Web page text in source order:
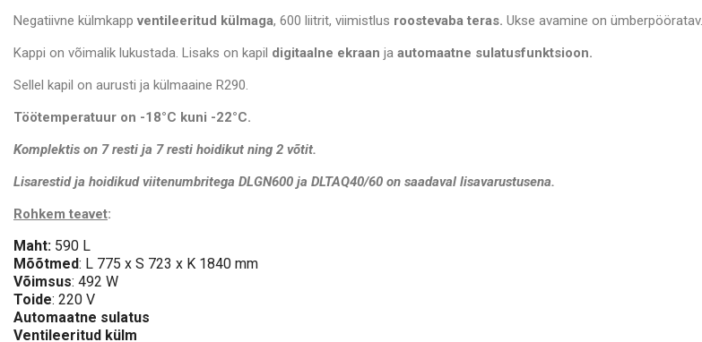
Negatiivne külmkappventileeritud külmaga, 600 liitrit, viimistlus roostevaba teras. Ukse avamine on ümberpööratav.
Kappi on võimalik lukustada. Lisaks on kapil digitaalne ekraan ja automaatne sulatusfunktsioon.
Sellel kapil on aurusti ja külmaaine R290.
Töötemperatuur on -18°C kuni -22°C.
Komplektis on 7 resti ja 7 resti hoidikut ning 2 võtit.
Lisarestid ja hoidikud viitenumbritega DLGN600 ja DLTAQ40/60 on saadaval lisavarustusena.
Rohkem teavet:
Maht: 590 L
Mõõtmed: L 775 x S 723 x K 1840 mm
Võimsus: 492 W
Toide: 220 V
Automaatne sulatus
Ventileeritud külm